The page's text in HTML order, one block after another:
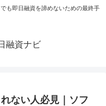
も即日融資を諦めないための最終手
融資ナビ
ない人必見｜ソフ